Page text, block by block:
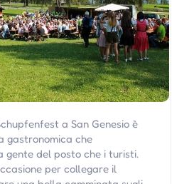
a San Genesio è
gastronomica che
gente del posto che i turisti.
per collegare il